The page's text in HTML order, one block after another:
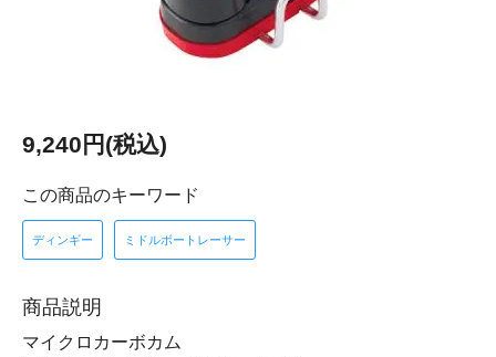
9,240円(税込)
この商品のキーワード
ディンギー ミドルボートレーサー
商品説明
マイクロカーボカム